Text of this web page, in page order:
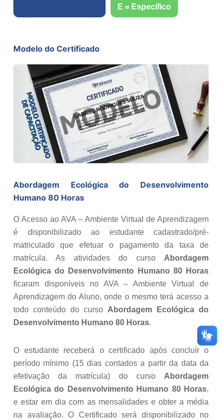
E = Específico
Modelo do Certificado
Abordagem Ecológica do Desenvolvimento
Humano 80 Horas
O Acesso ao AVA – Ambiente Virtual de Aprendizagem
é disponibilizado ao estudante cadastrado/pré-
matriculado que efetuar o pagamento da taxa de
matrícula. As atividades do curso Abordagem
Ecológica do Desenvolvimento Humano 80 Horas
ficaram disponíveis no AVA – Ambiente Virtual de
Aprendizagem do Aluno, onde o mesmo terá acesso a
todo conteúdo do curso Abordagem Ecológica do
Desenvolvimento Humano 80 Horas.
O estudante receberá o certificado após concluír o
período mínimo (15 dias contados a partir da data da
efetivação da matrícula) do curso Abordagem
Ecológica do Desenvolvimento Humano 80 Horas,
e estar em dia com as mensalidades e obter a média
na avaliação. O Certificado será disponibilizado no